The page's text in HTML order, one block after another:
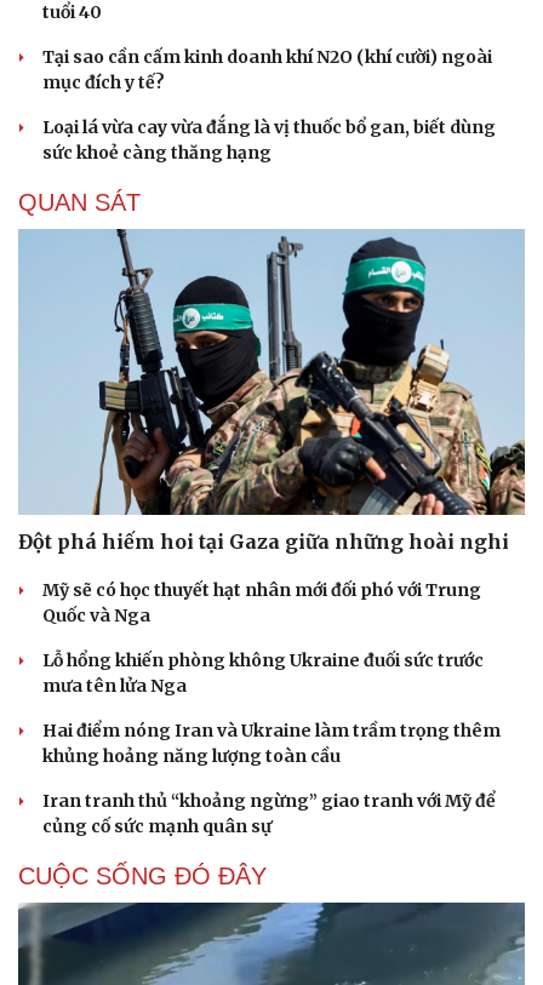
tuổi 40
Tại sao cần cấm kinh doanh khí N2O (khí cười) ngoài
mục đích y tế?
Loại lá vừa cay vừa đắng là vị thuốc bổ gan, biết dùng
sức khoẻ càng thăng hạng
QUAN SÁT
Đột phá hiếm hoi tại Gaza giữa những hoài nghi
Mỹ sẽ có học thuyết hạt nhân mới đối phó với Trung
Quốc và Nga
Lỗ hổng khiến phòng không Ukraine đuối sức trước
mưa tên lửa Nga
Hai điểm nóng Iran và Ukraine làm trầm trọng thêm
khủng hoảng năng lượng toàn cầu
Iran tranh thủ “khoảng ngừng” giao tranh với Mỹ để
củng cố sức mạnh quân sự
CUỘC SỐNG ĐÓ ĐÂY